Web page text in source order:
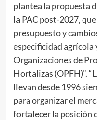
plantea la propuesta
la PAC post-2027,
presupuesto y
especificidad agrícola
Organizaciones de
Hortalizas (OPFH)”.
llevan desde 1996
para organizar el
fortalecer la posición